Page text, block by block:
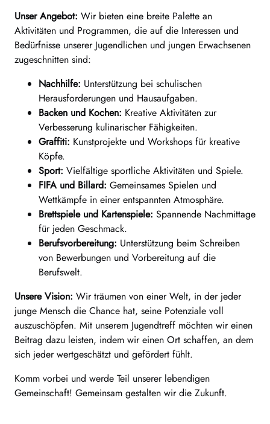
Unser Angebot: Wir bieten eine breite Palette an
Aktivitäten und Programmen, die auf die Interessen und
Bedürfnisse unserer Jugendlichen und jungen Erwachsenen
zugeschnitten sind:
Nachhilfe: Unterstützung bei schulischen
Herausforderungen und Hausaufgaben.
Backen und Kochen: Kreative Aktivitäten zur
Verbesserung kulinarischer Fähigkeiten.
Graffiti: Kunstprojekte und Workshops für kreative
Köpfe.
Sport: Vielfältige sportliche Aktivitäten und Spiele.
FIFA und Billard: Gemeinsames Spielen und
Wettkämpfe in einer entspannten Atmosphäre.
Brettspiele und Kartenspiele: Spannende Nachmittage
für jeden Geschmack.
Berufsvorbereitung: Unterstützung beim Schreiben
von Bewerbungen und Vorbereitung auf die
Berufswelt.
Unsere Vision: Wir träumen von einer Welt, in der jeder
junge Mensch die Chance hat, seine Potenziale voll
auszuschöpfen. Mit unserem Jugendtreff möchten wir einen
Beitrag dazu leisten, indem wir einen Ort schaffen, an dem
sich jeder wertgeschätzt und gefördert fühlt.
Komm vorbei und werde Teil unserer lebendigen
Gemeinschaft! Gemeinsam gestalten wir die Zukunft.